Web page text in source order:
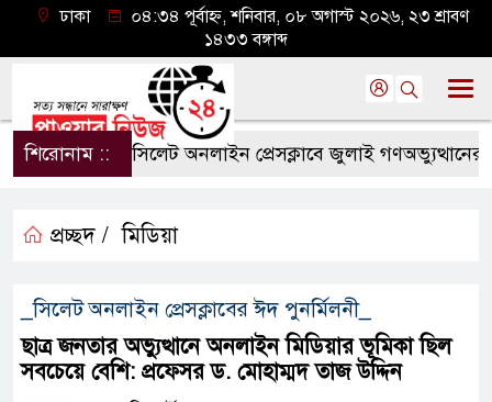
ঢাকা
০৪:৩৪ পূর্বাহ্ন, শনিবার, ০৮ অগাস্ট ২০২৬, ২৩ শ্রাবণ
১৪৩৩ বঙ্গাব্দ
শিরোনাম ::সিলেট অনলাইন প্রেসক্লাবে জুলাই গণঅভ্যুত্থানের
প্রচ্ছদ / মিডিয়া
_সিলেট অনলাইন প্রেসক্লাবের ঈদ পুনর্মিলনী_
ছাত্র জনতার অভ্যুত্থানে অনলাইন মিডিয়ার ভূমিকা ছিল
সবচেয়ে বেশি: প্রফেসর ড. মোহাম্মদ তাজ উদ্দিন